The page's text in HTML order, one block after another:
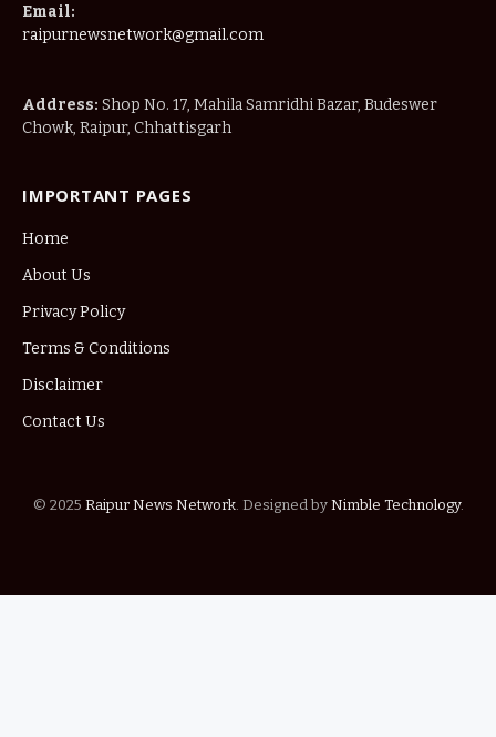
Email:
raipurnewsnetwork@gmail.com
Address: Shop No. 17, Mahila Samridhi Bazar, Budeswer
Chowk, Raipur, Chhattisgarh
IMPORTANT PAGES
Home
About Us
Privacy Policy
Terms & Conditions
Disclaimer
Contact Us
© 2025 Raipur News Network. Designed by Nimble Technology.